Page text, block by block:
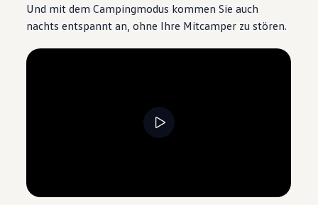
Und mit dem Campingmodus kommen Sie auch
nachts entspannt an, ohne Ihre Mitcamper zu stören.
Remaining time, --:--